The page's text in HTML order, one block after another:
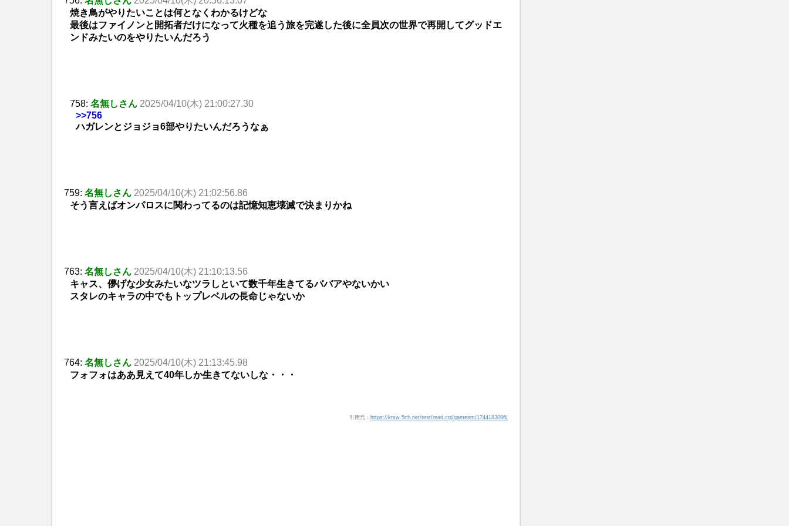
焼き鳥がやりたいことは何となくわかるけどな
最後はファイノンと開拓者だけになって火種を追う旅を完遂した後に全員次の世界で再開してグッドエ
ンドみたいのをやりたいんだろう
758: 名無しさん 2025/04/10(木) 21:00:27.30
>>756
ハガレンとジョジョ6部やりたいんだろうなぁ
759: 名無しさん 2025/04/10(木) 21:02:56.86
そう言えばオンパロスに関わってるのは記憶知恵壊滅で決まりかね
763: 名無しさん 2025/04/10(木) 21:10:13.56
キャス、儚げな少女みたいなツラしといて数千年生きてるババアやないかい
スタレのキャラの中でもトップレベルの長命じゃないか
764: 名無しさん 2025/04/10(木) 21:13:45.98
フォフォはああ見えて40年しか生きてないしな・・・
引用元： https://krsw.5ch.net/test/read.cgi/gamesm/1744183096/